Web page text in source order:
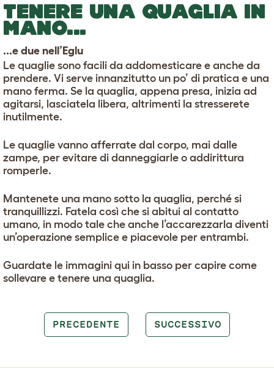
TENERE UNA QUAGLIA IN
MANO...
...e due nell’Eglu
Le quaglie sono facili da addomesticare e anche da
prendere. Vi serve innanzitutto un po’ di pratica e una
mano ferma. Se la quaglia, appena presa, inizia ad
agitarsi, lasciatela libera, altrimenti la stresserete
inutilmente.
Le quaglie vanno afferrate dal corpo, mai dalle
zampe, per evitare di danneggiarle o addirittura
romperle.
Mantenete una mano sotto la quaglia, perché si
tranquillizzi. Fatela così che si abitui al contatto
umano, in modo tale che anche l’accarezzarla diventi
un’operazione semplice e piacevole per entrambi.
Guardate le immagini qui in basso per capire come
sollevare e tenere una quaglia.
PRECEDENTE SUCCESSIVO